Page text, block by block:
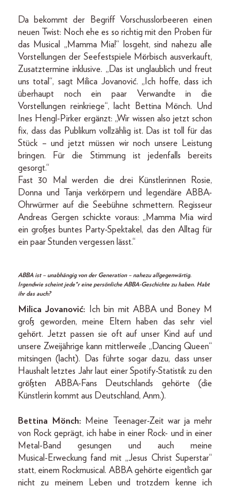
Da bekommt der Begriff Vorschusslorbeeren einen
neuen Twist: Noch ehe es so richtig mit den Proben für
das Musical „Mamma Mia!“ losgeht, sind nahezu alle
Vorstellungen der Seefestspiele Mörbisch ausverkauft,
Zusatztermine inklusive. „Das ist unglaublich und freut
uns total“, sagt Milica Jovanović. „Ich hoffe, dass ich
überhaupt noch ein paar Verwandte in die
Vorstellungen reinkriege“, lacht Bettina Mönch. Und
Ines Hengl-­Pirker ergänzt: „Wir wissen also jetzt schon
fix, dass das Publikum vollzählig ist. Das ist toll für das
Stück – und jetzt müssen wir noch unsere Leistung
bringen. Für die Stimmung ist jedenfalls bereits
gesorgt.“
Fast 30 Mal werden die drei Künstlerinnen Rosie,
Donna und Tanja verkörpern und legendäre ABBA-
Ohrwürmer auf die Seebühne schmettern. Regisseur
Andreas Gergen schickte voraus: „Mamma Mia wird
ein großes buntes Party-­Spektakel, das den Alltag für
ein paar Stunden vergessen lässt.“
ABBA ist – unabhängig von der Generation – nahezu allgegenwärtig.
Irgendwie scheint jede*r eine persönliche ABBA-Geschichte zu haben. Habt
ihr das auch?
Milica Jovanović: Ich bin mit ABBA und Boney M
groß geworden, meine Eltern haben das sehr viel
gehört. Jetzt passen sie oft auf unser Kind auf und
unsere Zweijährige kann mittlerweile „Dancing Queen“
mitsingen (lacht). Das führte sogar dazu, dass unser
Haushalt letztes Jahr laut einer Spotify-Statistik zu den
größten ABBA-Fans Deutschlands gehörte (die
Künstlerin kommt aus Deutschland, Anm.).
Bettina Mönch: Meine Teenager-­Zeit war ja mehr
von Rock geprägt, ich habe in einer Rock- und in einer
Metal-­Band gesungen und auch meine
Musical-­Erweckung fand mit „Jesus Christ Superstar“
statt, einem Rockmusical. ABBA gehörte eigentlich gar
nicht zu meinem Leben und trotzdem kenne ich